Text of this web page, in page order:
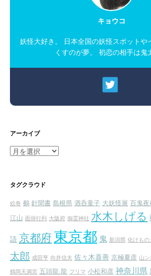
キョウコ
妖怪大好き。 日本全国の妖怪スポットや
くすのが夢。 初恋の相手は鬼
アーカイブ
ア
イ
タグクラウド
絵巻 鵺 針聞書 島根県 酒呑童子 大妖怪展 百鬼
江山 面掛行列 大阪府 御霊神社 水木しげる
語 京都府 東京都 鬼 新潟県 化けもの
太郎 成田亨 向井信夫 佐々木喜善 京極夏彦 山
鶴岡天満宮 五頭龍.龍 フリマ 小松和彦 神奈川県